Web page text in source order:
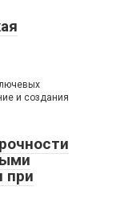
и создания
при